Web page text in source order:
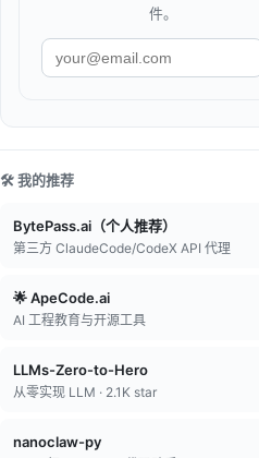
件。
🛠️ 我的推荐
BytePass.ai（个人推荐）
第三方 ClaudeCode/CodeX API 代理
🌟 ApeCode.ai
AI 工程教育与开源工具
LLMs-Zero-to-Hero
从零实现 LLM · 2.1K star
nanoclaw-py